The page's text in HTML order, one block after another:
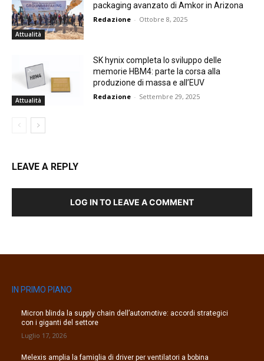
Attualità
packaging avanzato di Amkor in Arizona
Redazione - Ottobre 8, 2025
Attualità
SK hynix completa lo sviluppo delle
memorie HBM4: parte la corsa alla
produzione di massa e all’EUV
Redazione - Settembre 29, 2025
LEAVE A REPLY
LOG IN TO LEAVE A COMMENT
IN PRIMO PIANO
Micron blinda la supply chain dell’automotive: accordi strategici
con i giganti del settore
Luglio 17, 2026
Melexis amplia la famiglia di driver per ventilatori a bobina